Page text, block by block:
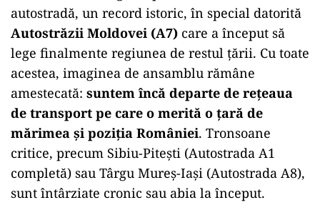
autostradă, un record istoric, în special datorită
Autostrăzii Moldovei (A7) care a început să
lege finalmente regiunea de restul țării. Cu toate
acestea, imaginea de ansamblu rămâne
amestecată: suntem încă departe de rețeaua
de transport pe care o merită o țară de
mărimea și poziția României. Tronsoane
critice, precum Sibiu-Pitești (Autostrada A1
completă) sau Târgu Mureș-Iași (Autostrada A8),
sunt întârziate cronic sau abia la început.